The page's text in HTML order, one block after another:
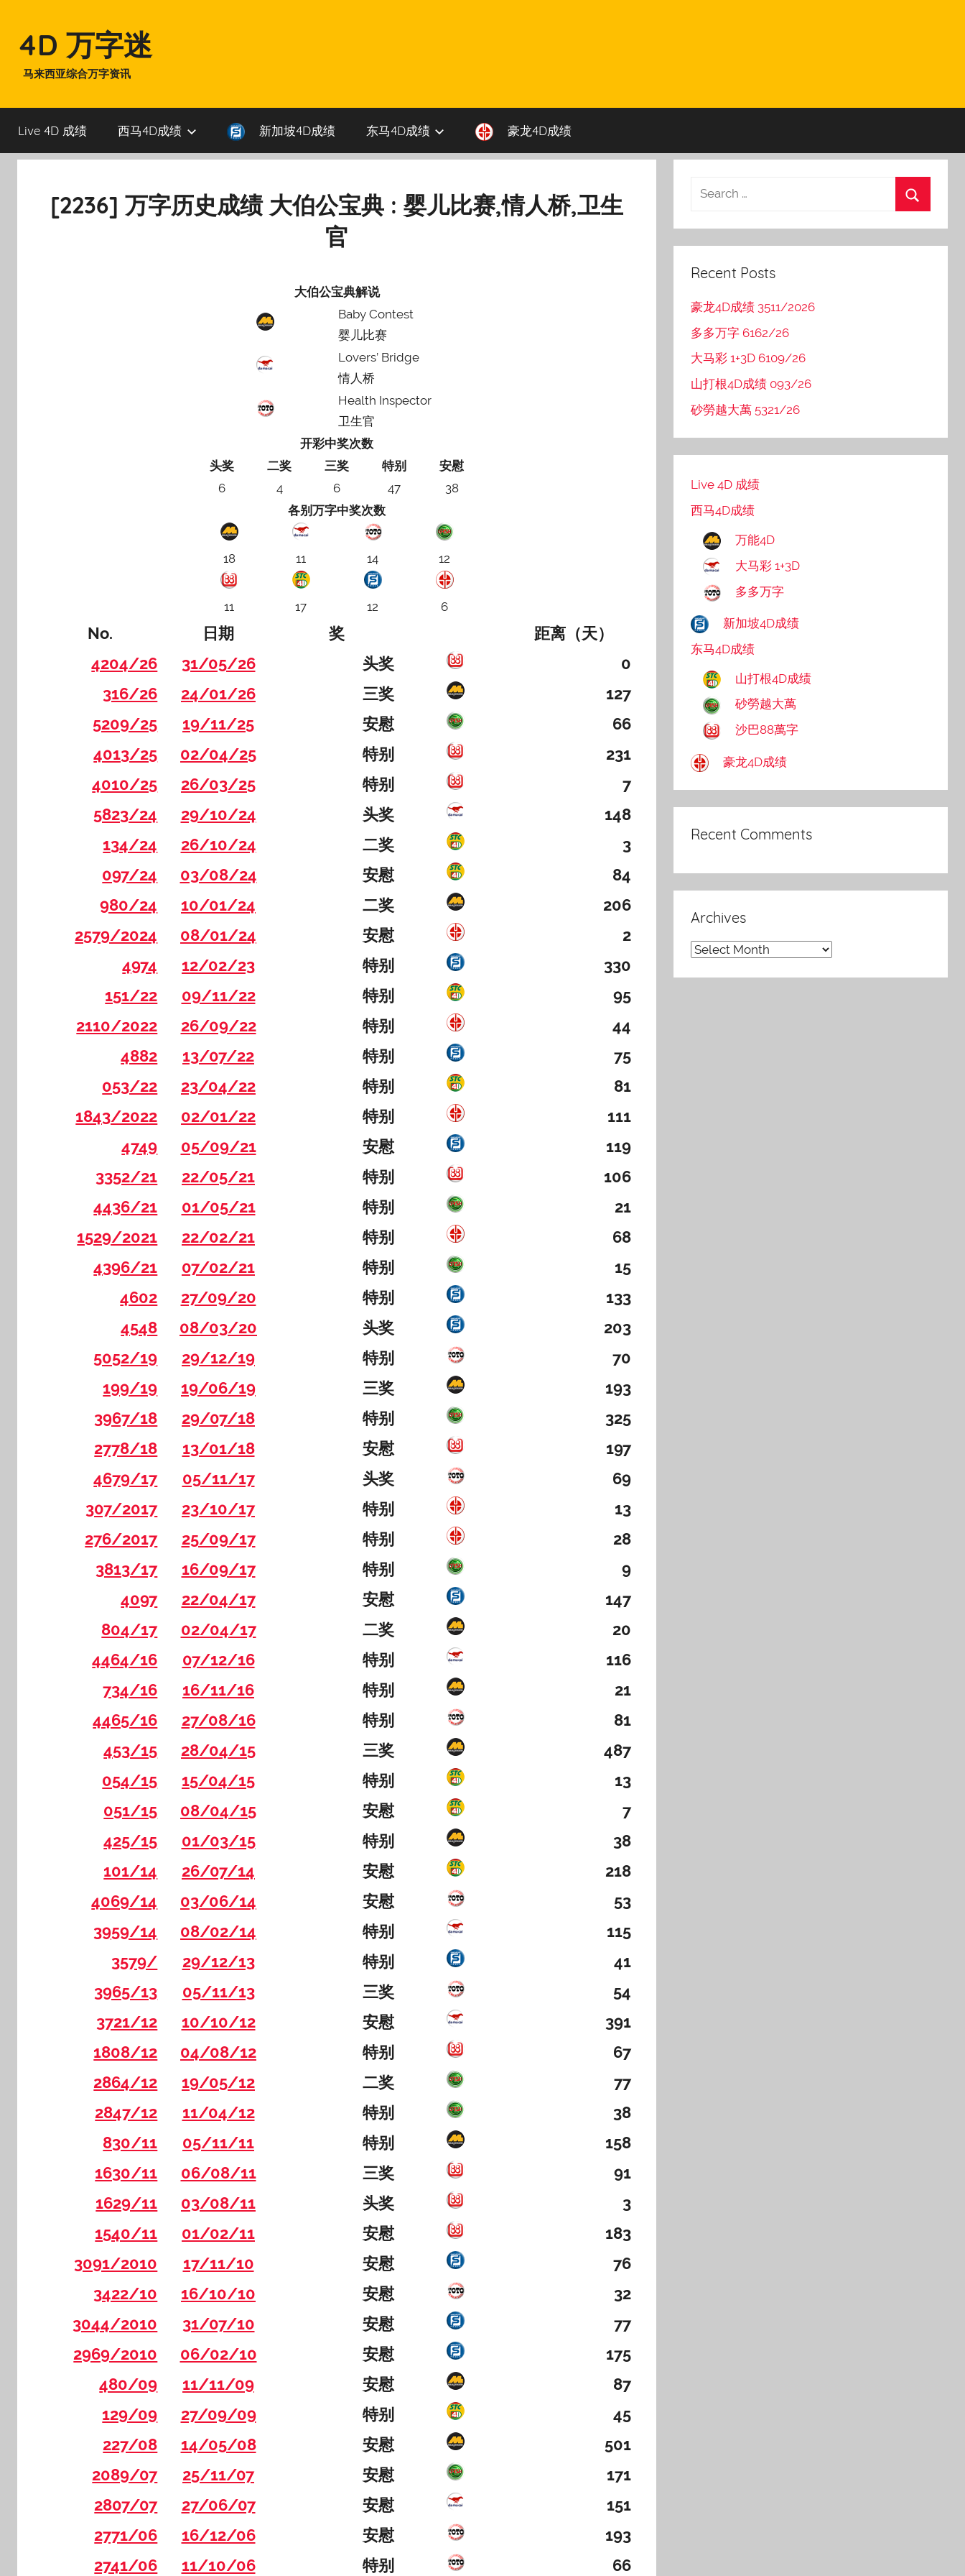
content4D 万字迷
马来西亚综合万字资讯
Live 4D 成绩 西马4D成绩 新加坡4D成绩 东马4D成绩 豪龙4D成绩
[2236] 万字历史成绩 大伯公宝典 : 婴儿比赛,情人桥,卫生
官
大伯公宝典解说
Baby Contest
婴儿比赛
Lovers’ Bridge
情人桥
Health Inspector
卫生官
开彩中奖次数
头奖
二奖 三奖 特别
安慰
6
4 6 47
38
各别万字中奖次数
18 11 14 12
11 17 12 6
No. 日期 奖
距离（天）
4204/26
31/05/26 头奖
0
316/26
24/01/26 三奖
127
5209/25
19/11/25 安慰
66
4013/25
02/04/25 特别
231
4010/25
26/03/25 特别
7
5823/24
29/10/24 头奖
148
134/24
26/10/24 二奖
3
097/24
03/08/24 安慰
84
980/24
10/01/24 二奖
206
2579/2024
08/01/24 安慰
2
4974
12/02/23 特别
330
151/22
09/11/22 特别
95
2110/2022
26/09/22 特别
44
4882
13/07/22 特别
75
053/22
23/04/22 特别
81
1843/2022
02/01/22 特别
111
4749
05/09/21 安慰
119
3352/21
22/05/21 特别
106
4436/21
01/05/21 特别
21
1529/2021
22/02/21 特别
68
4396/21
07/02/21 特别
15
4602
27/09/20 特别
133
4548
08/03/20 头奖
203
5052/19
29/12/19 特别
70
199/19
19/06/19 三奖
193
3967/18
29/07/18 特别
325
2778/18
13/01/18 安慰
197
4679/17
05/11/17 头奖
69
307/2017
23/10/17 特别
13
276/2017
25/09/17 特别
28
3813/17
16/09/17 特别
9
4097
22/04/17 安慰
147
804/17
02/04/17 二奖
20
4464/16
07/12/16 特别
116
734/16
16/11/16 特别
21
4465/16
27/08/16 特别
81
453/15
28/04/15 三奖
487
054/15
15/04/15 特别
13
051/15
08/04/15 安慰
7
425/15
01/03/15 特别
38
101/14
26/07/14 安慰
218
4069/14
03/06/14 安慰
53
3959/14
08/02/14 特别
115
3579/
29/12/13 特别
41
3965/13
05/11/13 三奖
54
3721/12
10/10/12 安慰
391
1808/12
04/08/12 特别
67
2864/12
19/05/12 二奖
77
2847/12
11/04/12 特别
38
830/11
05/11/11 特别
158
1630/11
06/08/11 三奖
91
1629/11
03/08/11 头奖
3
1540/11
01/02/11 安慰
183
3091/2010
17/11/10 安慰
76
3422/10
16/10/10 安慰
32
3044/2010
31/07/10 安慰
77
2969/2010
06/02/10 安慰
175
480/09
11/11/09 安慰
87
129/09
27/09/09 特别
45
227/08
14/05/08 安慰
501
2089/07
25/11/07 安慰
171
2807/07
27/06/07 安慰
151
2771/06
16/12/06 安慰
193
2741/06
11/10/06 特别 66
Recent Posts
豪龙4D成绩 3511/2026
多多万字 6162/26
大马彩 1+3D 6109/26
山打根4D成绩 093/26
砂勞越大萬 5321/26
Live 4D 成绩
西马4D成绩
万能4D
大马彩 1+3D
多多万字
新加坡4D成绩
东马4D成绩
山打根4D成绩
砂勞越大萬
沙巴88萬字
豪龙4D成绩
Recent Comments
Archives
Archives